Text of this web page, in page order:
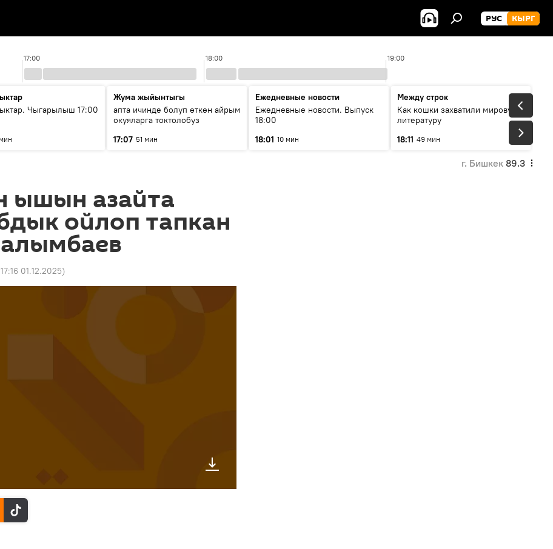
РУС КЫРГ
17:00 18:00 19:00
Чыгарылыш 17:00
Жума жыйынтыгы
апта ичинде болуп өткөн айрым
окуяларга токтолобуз
17:07 51 мин
Ежедневные новости
Ежедневные новости. Выпуск
18:00
18:01 10 мин
Между строк
Как кошки захватили мировую
литературу
18:11 49 мин
г. Бишкек 89.3
ышын азайта
ойлоп тапкан
17:16 01.12.2025)